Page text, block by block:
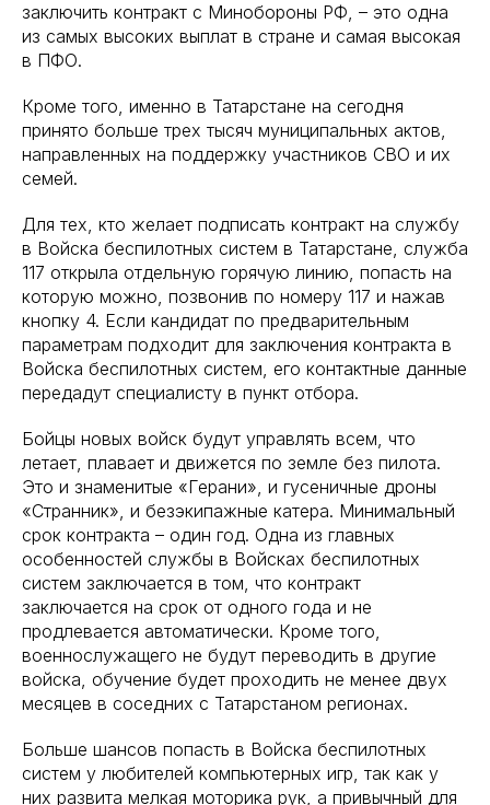
заключить контракт с Минобороны РФ, – это одна
из самых высоких выплат в стране и самая высокая
в ПФО.
Кроме того, именно в Татарстане на сегодня
принято больше трех тысяч муниципальных актов,
направленных на поддержку участников СВО и их
семей.
Для тех, кто желает подписать контракт на службу
в Войска беспилотных систем в Татарстане, служба
117 открыла отдельную горячую линию, попасть на
которую можно, позвонив по номеру 117 и нажав
кнопку 4. Если кандидат по предварительным
параметрам подходит для заключения контракта в
Войска беспилотных систем, его контактные данные
передадут специалисту в пункт отбора.
Бойцы новых войск будут управлять всем, что
летает, плавает и движется по земле без пилота.
Это и знаменитые «Герани», и гусеничные дроны
«Странник», и безэкипажные катера. Минимальный
срок контракта – один год. Одна из главных
особенностей службы в Войсках беспилотных
систем заключается в том, что контракт
заключается на срок от одного года и не
продлевается автоматически. Кроме того,
военнослужащего не будут переводить в другие
войска, обучение будет проходить не менее двух
месяцев в соседних с Татарстаном регионах.
Больше шансов попасть в Войска беспилотных
систем у любителей компьютерных игр, так как у
них развита мелкая моторика рук, а привычный для